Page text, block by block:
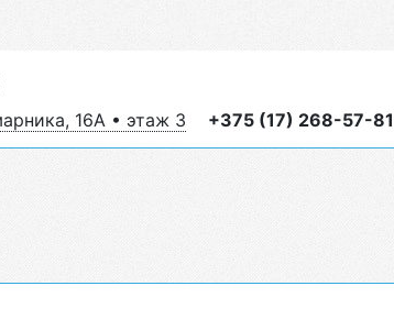
16А • этаж 3 +375 (17) 268-57-81